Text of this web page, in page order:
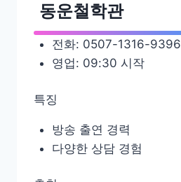
동운철학관
전화: 0507-1316-9396
영업: 09:30 시작
특징
방송 출연 경력
다양한 상담 경험